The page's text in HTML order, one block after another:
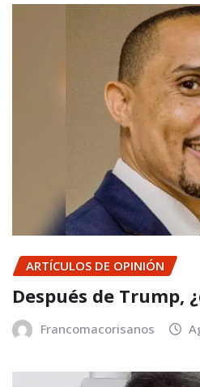
ARTÍCULOS DE OPINIÓN
Después de Trump,
Francomacorisanos